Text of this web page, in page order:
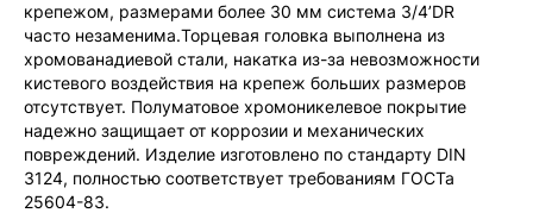
крепежом, размерами более 30 мм система 3/4’DR
часто незаменима.Торцевая головка выполнена из
хромованадиевой стали, накатка из-за невозможности
кистевого воздействия на крепеж больших размеров
отсутствует. Полуматовое хромоникелевое покрытие
надежно защищает от коррозии и механических
повреждений. Изделие изготовлено по стандарту DIN
3124, полностью соответствует требованиям ГОСТа
25604-83.